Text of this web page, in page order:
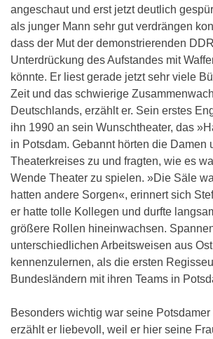
angeschaut und erst jetzt deutlich
als junger Mann sehr gut verdrängen
dass der Mut der demonstrierenden
Unterdrückung des Aufstandes mit
könnte. Er liest gerade jetzt sehr viele
Zeit und das schwierige
Deutschlands, erzählt er. Sein erstes
ihn 1990 an sein Wunschtheater, das
in Potsdam. Gebannt hörten die Damen
Theaterkreises zu und fragten, wie es
Wende Theater zu spielen. »Die Säle
hatten andere Sorgen«, erinnert sich
er hatte tolle Kollegen und durfte
größere Rollen hineinwachsen.
unterschiedlichen Arbeitsweisen aus
kennenzulernen, als die ersten
Bundesländern mit ihren Teams in
Besonders wichtig war seine Potsdamer
erzählt er liebevoll, weil er hier seine